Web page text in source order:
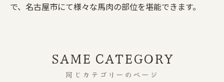
で、名古屋市にて様々な馬肉の部位を堪能できます。
同じカテゴリーのページ
SAME CATEGORY